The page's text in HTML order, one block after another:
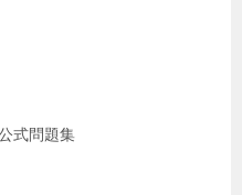
式問題集